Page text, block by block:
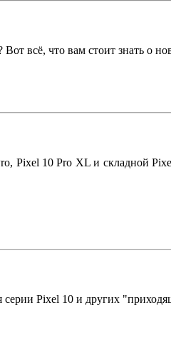
всё, что вам стоит знать о
Pixel 10 Pro XL и складной
Pixel 10 и других